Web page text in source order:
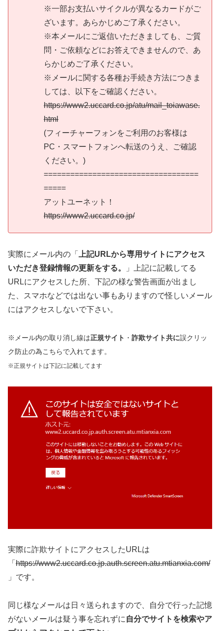
※一部お支払いサイクルが異なるカードがご
ざいます。あらかじめご了承ください。
※本メールにご返信いただきましても、ご質
問・ご依頼などにお答えできませんので、あ
らかじめご了承ください。
※メールに関する各種お手続き方法につきま
しては、以下をご確認ください。
https://www2.uccard.co.jp/atu/mail_toiawase.
html
(フィーチャーフォンをご利用のお客様は
PC・スマートフォンへ転送のうえ、ご確認
ください。)
===================================
=====
アットユーネット！
https://www2.uccard.co.jp/
実際にメール内の「
上記URLから専用サイトにアクセス
いただき登録情報の更新をする。
」上記に記載してる
URLにアクセスした所、下記の様な警告画面が出まし
た、スマホなどでは出ない事もありますので怪しいメール
にはアクセスしないで下さい。
※メール内の取り消し線は正規サイト ・ 詐欺サイト共に誤クリッ
ク防止の為こちらで入れてます。
※正規サイトは下記に記載してます
実際に詐欺サイトにアクセスしたURLは
「 https://www2.uccard.co.jp.auth.screen.atu.mtianxia.com/
」です。
同じ様なメールは日々送られますので、自分で行った記憶
がないメールは疑う事を忘れずに 自分でサイトを検索やア